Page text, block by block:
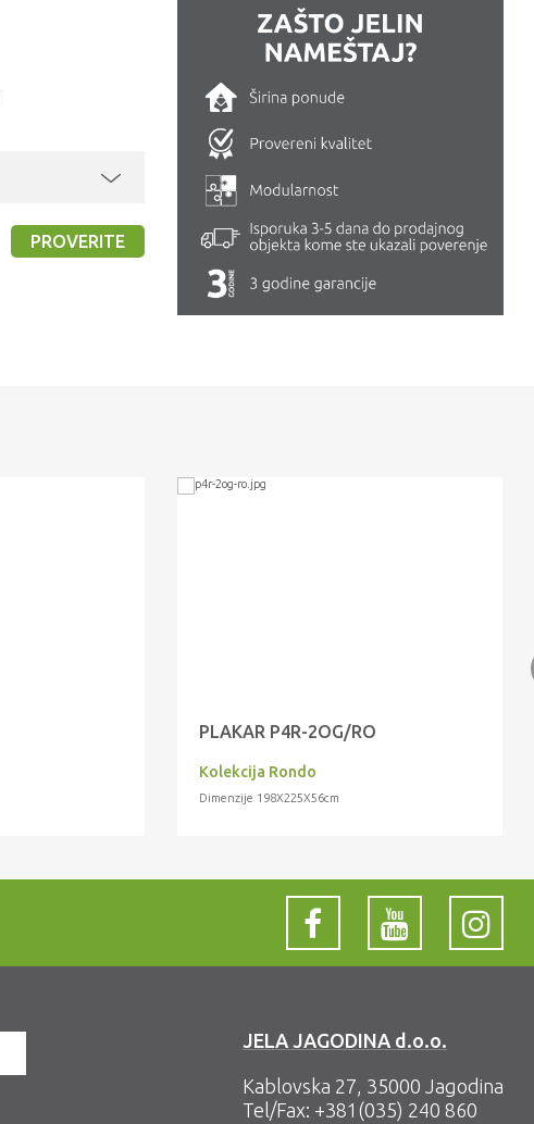
PROVERITE
PLAKAR P4R-2OG/RO
Kolekcija Rondo
Dimenzije 198X225X56cm
JELA JAGODINA d.o.o.
Kablovska 27, 35000 Jagodina
Tel/Fax: +381(035) 240 860